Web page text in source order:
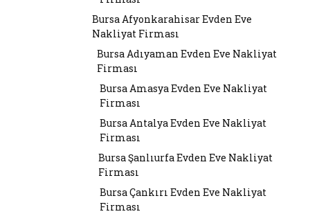
Bursa Afyonkarahisar Evden Eve
Nakliyat Firması
Bursa Adıyaman Evden Eve Nakliyat
Firması
Bursa Amasya Evden Eve Nakliyat
Firması
Bursa Antalya Evden Eve Nakliyat
Firması
Bursa Şanlıurfa Evden Eve Nakliyat
Firması
Bursa Çankırı Evden Eve Nakliyat
Firması